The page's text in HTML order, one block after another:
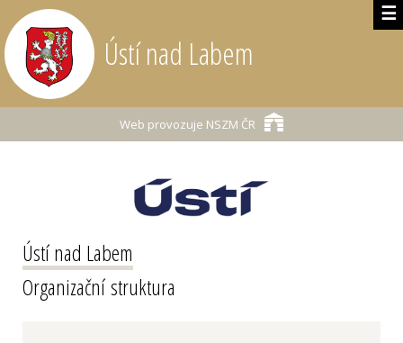
☰
Ústí nad Labem
Web provozuje NSZM ČR
Ústí nad Labem
Organizační struktura